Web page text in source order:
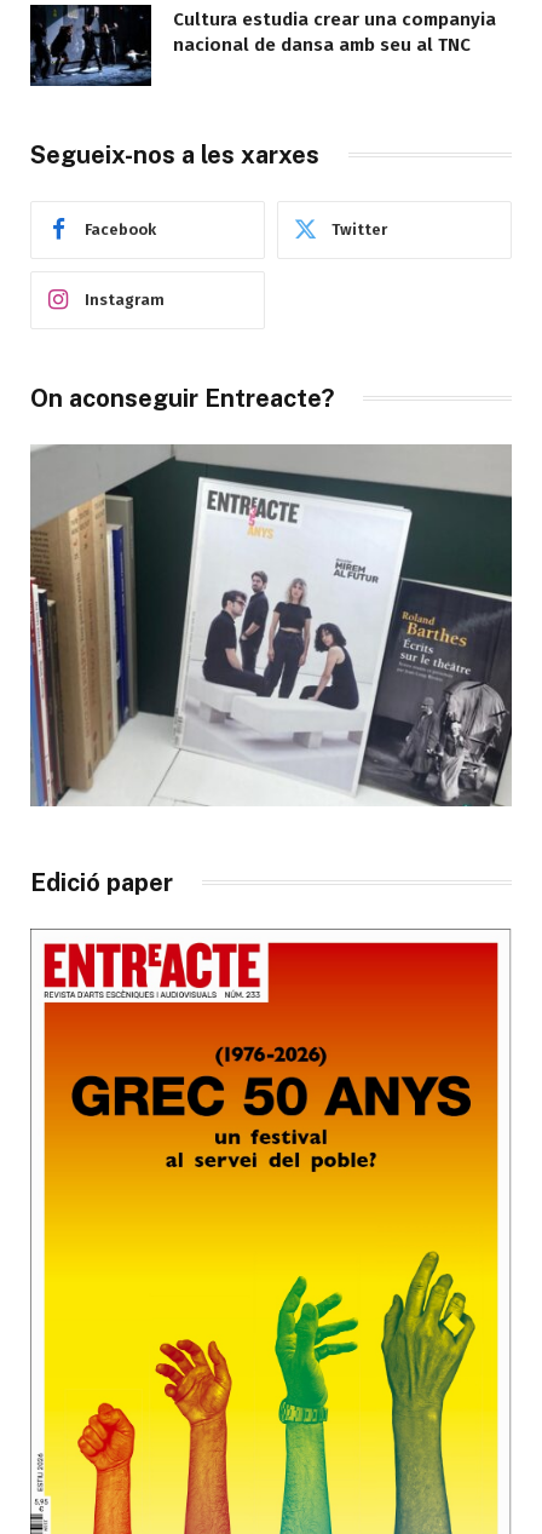
Cultura estudia crear una companyia
nacional de dansa amb seu al TNC
Segueix-nos a les xarxes
Facebook Twitter
Instagram
On aconseguir Entreacte?
Edició paper